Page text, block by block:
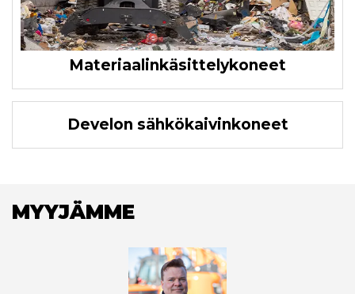
Materiaalinkäsittelykoneet
Develon sähkökaivinkoneet
MYYJÄMME